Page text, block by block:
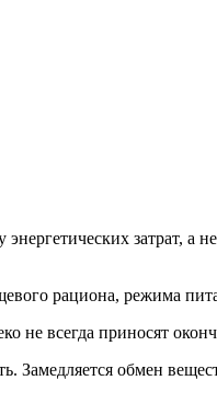
затрат,
рациона, режима
не всегда приносят
Замедляется обмен